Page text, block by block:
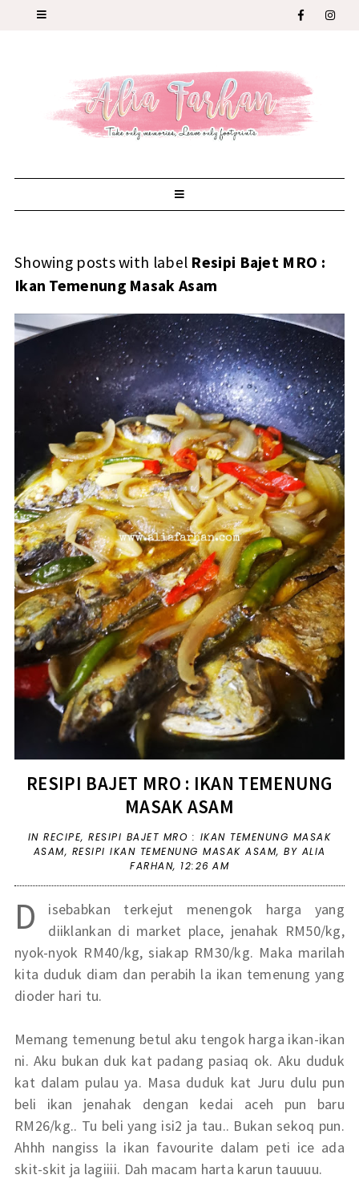
Showing posts with label Resipi Bajet MRO :
Ikan Temenung Masak Asam
RESIPI BAJET MRO : IKAN TEMENUNG
MASAK ASAM
INRECIPE,RESIPI BAJET MRO : IKAN TEMENUNG MASAK
ASAM, RESIPI IKAN TEMENUNG MASAK ASAM, BY ALIA
FARHAN, 12:26 AM
D
isebabkan terkejut menengok harga yang
diiklankan di market place, jenahak RM50/kg,
nyok-nyok RM40/kg, siakap RM30/kg. Maka marilah
kita duduk diam dan perabih la ikan temenung yang
dioder hari tu.
Memang temenung betul aku tengok harga ikan-ikan
ni. Aku bukan duk kat padang pasiaq ok. Aku duduk
kat dalam pulau ya. Masa duduk kat Juru dulu pun
beli ikan jenahak dengan kedai aceh pun baru
RM26/kg.. Tu beli yang isi2 ja tau.. Bukan sekoq pun.
Ahhh nangiss la ikan favourite dalam peti ice ada
skit-skit ja lagiiii. Dah macam harta karun tauuuu.